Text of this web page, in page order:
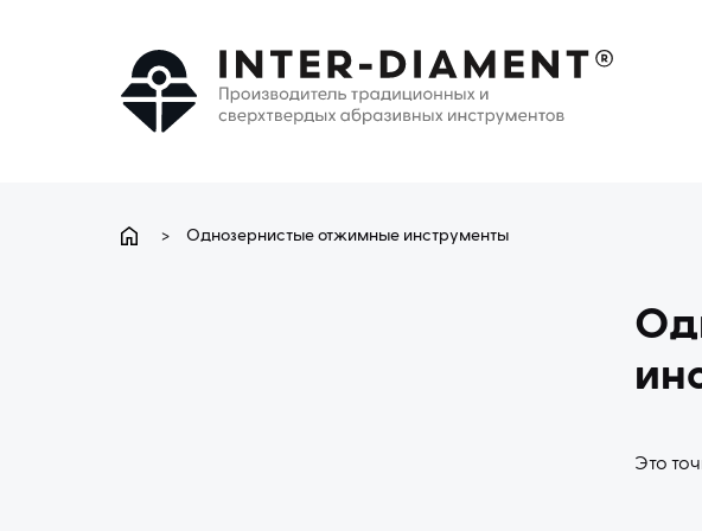
> Однозернистые отжимные инструменты
Это